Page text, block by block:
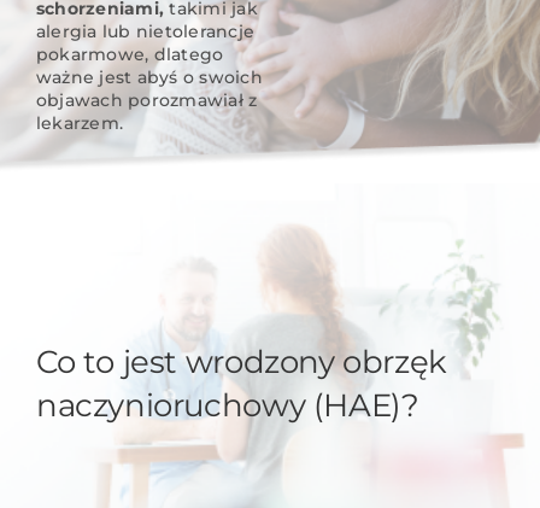
schorzeniami, takimi jak
alergia lub nietolerancje
pokarmowe, dlatego
ważne jest abyś o swoich
objawach porozmawiał z
lekarzem.
Co to jest wrodzony obrzęk
naczynioruchowy (HAE)?